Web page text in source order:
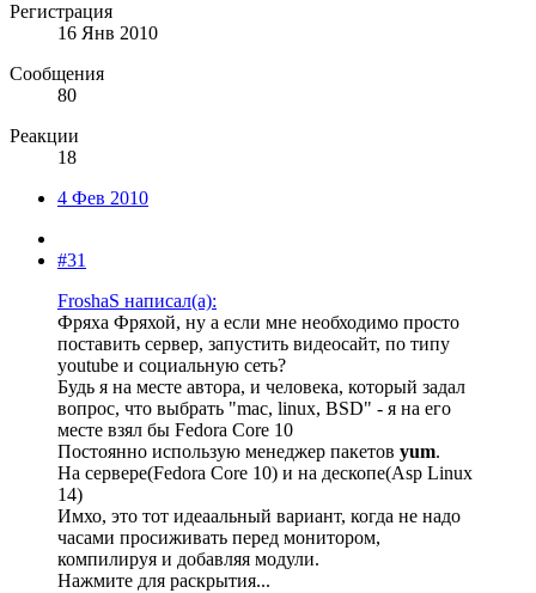
Регистрация
16 Янв 2010
Сообщения
80
Реакции
18
4 Фев 2010
#31
FroshaS написал(а):
Фряха Фряхой, ну а если мне необходимо просто
поставить сервер, запустить видеосайт, по типу
youtube и социальную сеть?
Будь я на месте автора, и человека, который задал
вопрос, что выбрать "mac, linux, BSD" - я на его
месте взял бы Fedora Core 10
Постоянно использую менеджер пакетов yum.
На сервере(Fedora Core 10) и на дескопе(Asp Linux
14)
Имхо, это тот идеаальный вариант, когда не надо
часами просиживать перед монитором,
компилируя и добавляя модули.
Нажмите для раскрытия...